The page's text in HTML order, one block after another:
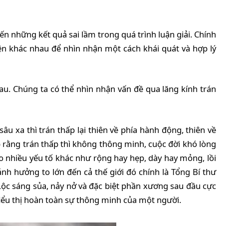
những kết quả sai lầm trong quá trình luận giải. Chính
nhau để nhìn nhận một cách khái quát và hợp lý
Chúng ta có thể nhìn nhận vấn đề qua lăng kính trán
xa thì trán thấp lại thiên về phía hành động, thiên về
trán thấp thì không thông minh, cuộc đời khó lòng
yếu tố khác như rộng hay hẹp, dày hay mỏng, lồi
hưởng to lớn đến cả thế giới đó chính là Tổng Bí thư
sáng sủa, nảy nở và đặc biệt phần xương sau đầu cực
thị hoàn toàn sự thông minh của một người.